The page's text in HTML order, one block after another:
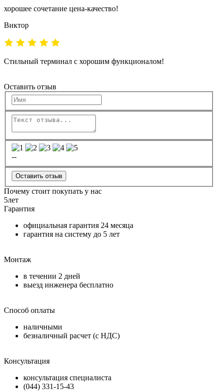
хорошее сочетание цена-качество!
Виктор
Стильный терминал с хорошим функционалом!
Оставить отзыв
--
Оставить отзыв
Почему стоит покупать у нас
5лет
Гарантия
официальная гарантия 24 месяца
гарантия на систему до 5 лет
Монтаж
в течении 2 дней
выезд инженера бесплатно
Способ оплаты
наличными
безналичный расчет (с НДС)
Консультация
консультация специалиста
(044) 331-15-43